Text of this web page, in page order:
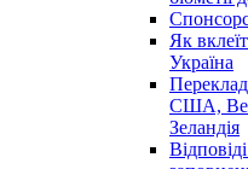
Як
Україна
США,
Зеландія